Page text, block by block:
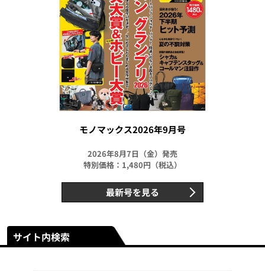
モノマックス2026年9月号
2026年8月7日（金）発売
特別価格：1,480円（税込）
最新号を見る
サイト内検索